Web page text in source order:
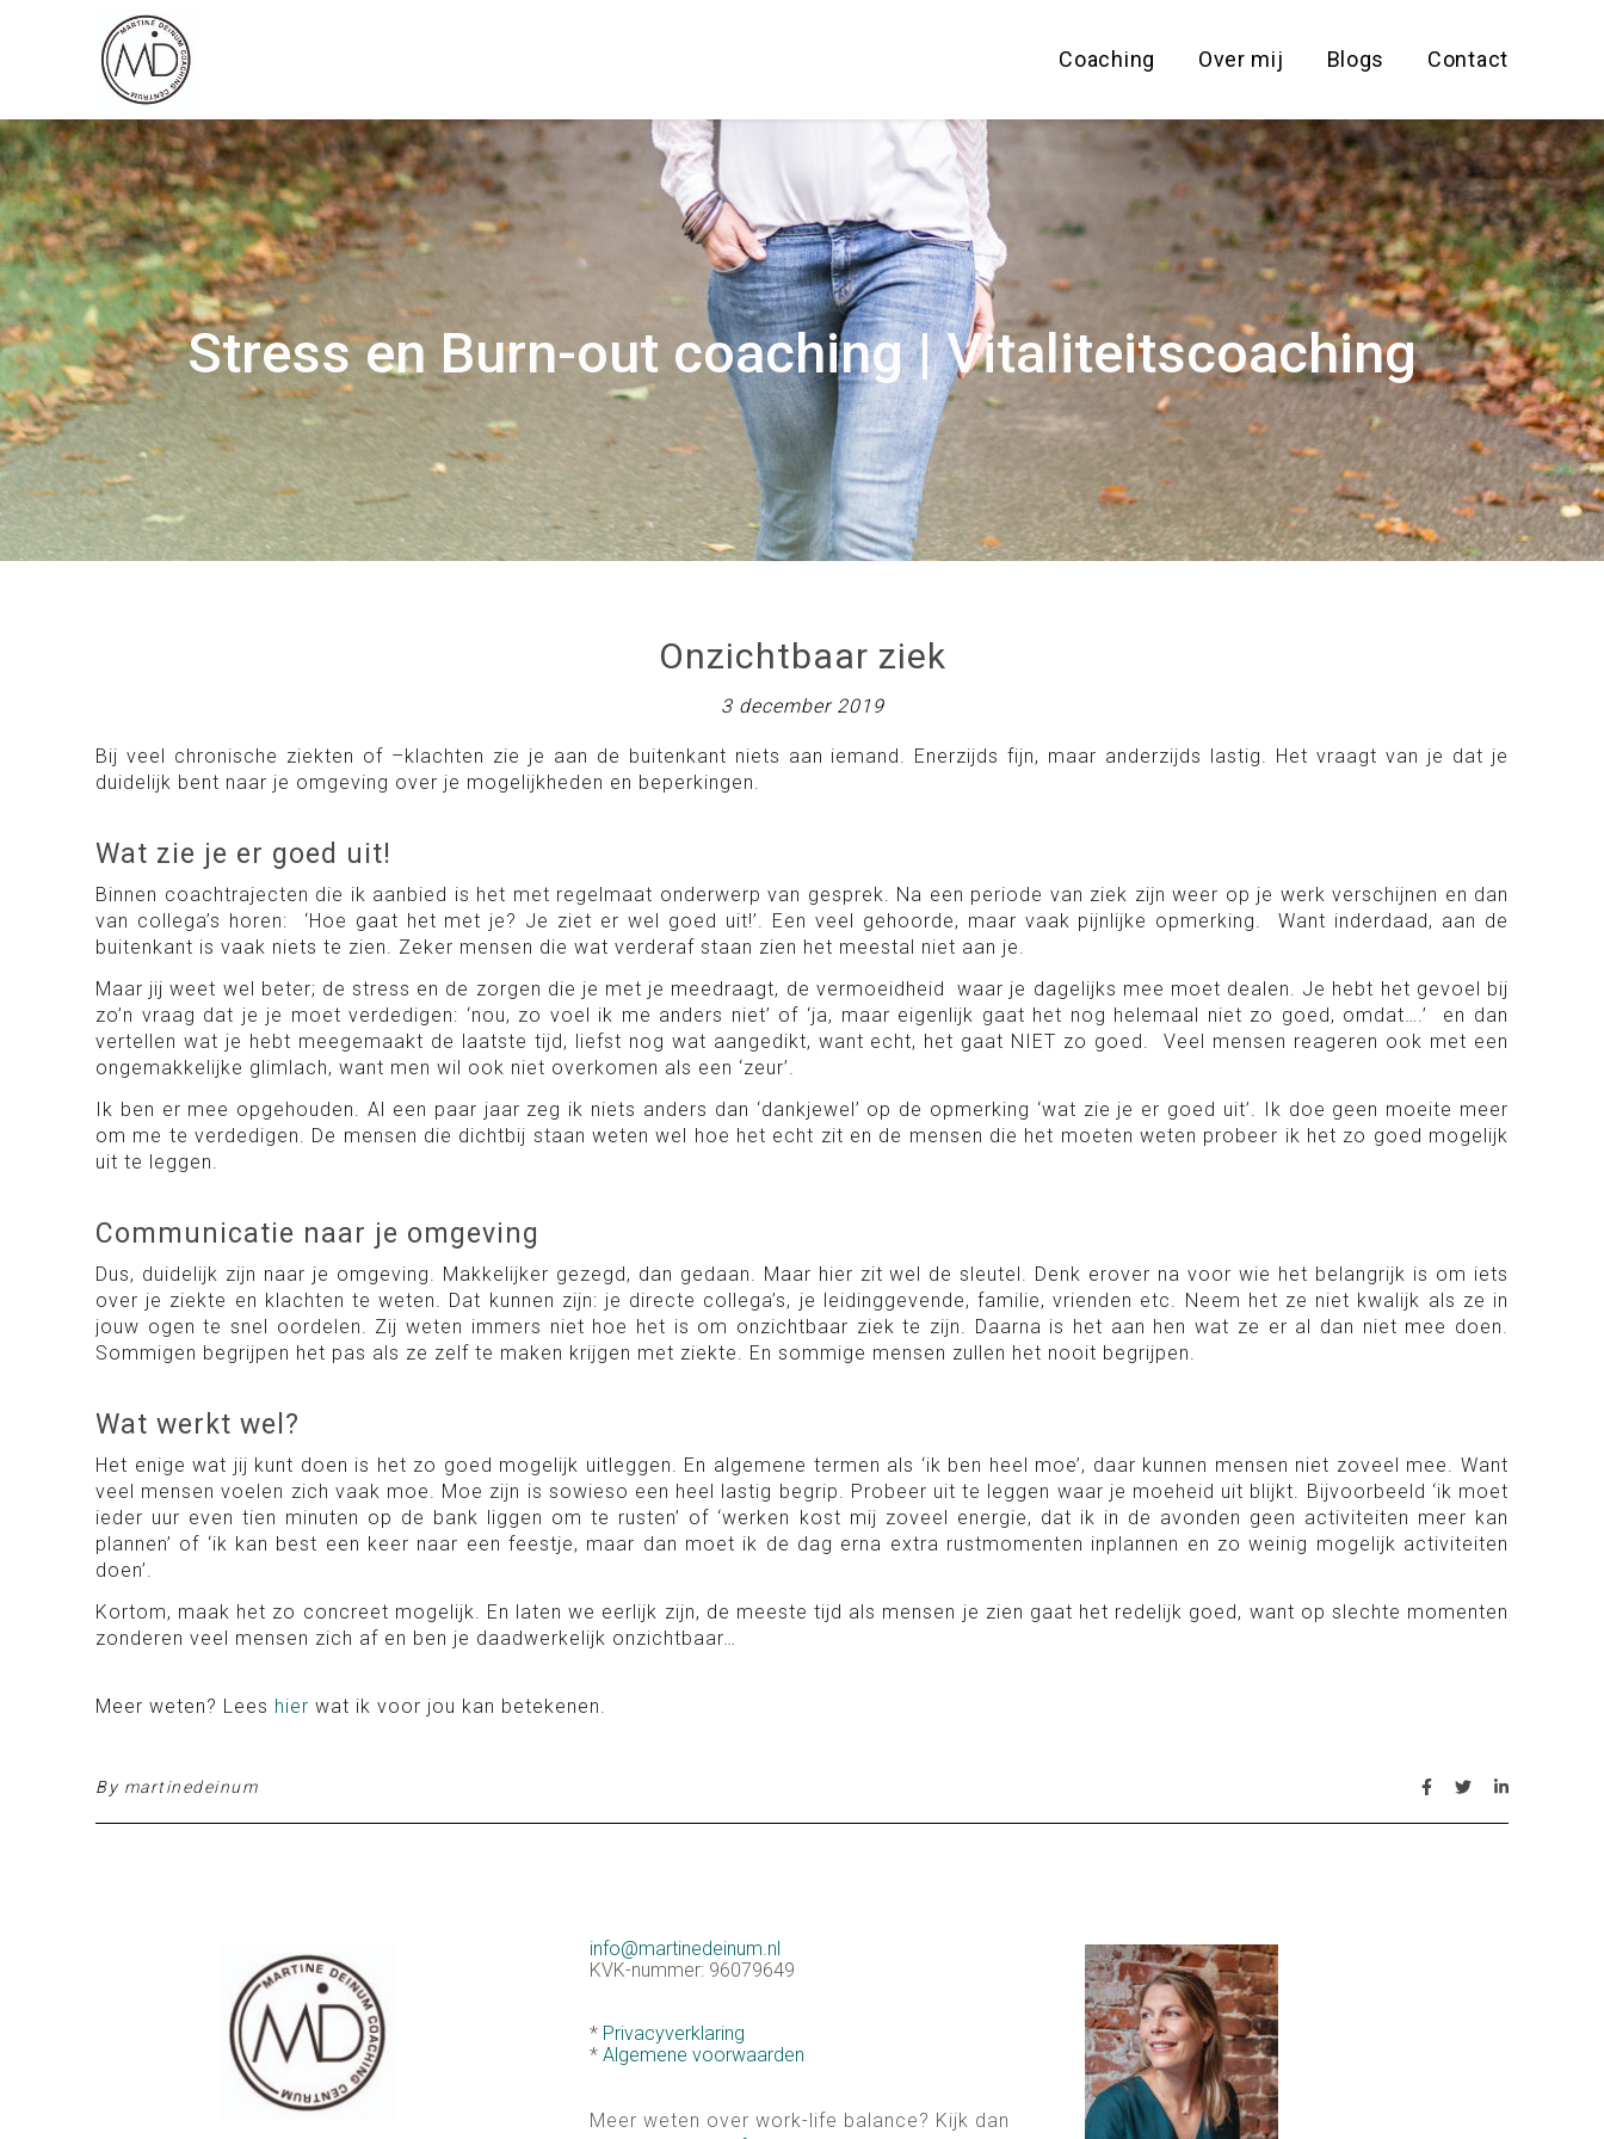
Coaching Over mij Blogs Contact
Stress en Burn-out coaching | Vitaliteitscoaching
Onzichtbaar ziek
3 december 2019
Bij veel chronische ziekten of –klachten zie je aan de buitenkant niets aan iemand. Enerzijds fijn, maar anderzijds lastig. Het vraagt van je dat je
duidelijk bent naar je omgeving over je mogelijkheden en beperkingen.
Wat zie je er goed uit!
Binnen coachtrajecten die ik aanbied is het met regelmaat onderwerp van gesprek. Na een periode van ziek zijn weer op je werk verschijnen en dan
van collega’s horen: ‘Hoe gaat het met je? Je ziet er wel goed uit!’. Een veel gehoorde, maar vaak pijnlijke opmerking. Want inderdaad, aan de
buitenkant is vaak niets te zien. Zeker mensen die wat verderaf staan zien het meestal niet aan je.
Maar jij weet wel beter; de stress en de zorgen die je met je meedraagt, de vermoeidheid waar je dagelijks mee moet dealen. Je hebt het gevoel bij
zo’n vraag dat je je moet verdedigen: ‘nou, zo voel ik me anders niet’ of ‘ja, maar eigenlijk gaat het nog helemaal niet zo goed, omdat….’ en dan
vertellen wat je hebt meegemaakt de laatste tijd, liefst nog wat aangedikt, want echt, het gaat NIET zo goed. Veel mensen reageren ook met een
ongemakkelijke glimlach, want men wil ook niet overkomen als een ‘zeur’.
Ik ben er mee opgehouden. Al een paar jaar zeg ik niets anders dan ‘dankjewel’ op de opmerking ‘wat zie je er goed uit’. Ik doe geen moeite meer
om me te verdedigen. De mensen die dichtbij staan weten wel hoe het echt zit en de mensen die het moeten weten probeer ik het zo goed mogelijk
uit te leggen.
Communicatie naar je omgeving
Dus, duidelijk zijn naar je omgeving. Makkelijker gezegd, dan gedaan. Maar hier zit wel de sleutel. Denk erover na voor wie het belangrijk is om iets
over je ziekte en klachten te weten. Dat kunnen zijn: je directe collega’s, je leidinggevende, familie, vrienden etc. Neem het ze niet kwalijk als ze in
jouw ogen te snel oordelen. Zij weten immers niet hoe het is om onzichtbaar ziek te zijn. Daarna is het aan hen wat ze er al dan niet mee doen.
Sommigen begrijpen het pas als ze zelf te maken krijgen met ziekte. En sommige mensen zullen het nooit begrijpen.
Wat werkt wel?
Het enige wat jij kunt doen is het zo goed mogelijk uitleggen. En algemene termen als ‘ik ben heel moe’, daar kunnen mensen niet zoveel mee. Want
veel mensen voelen zich vaak moe. Moe zijn is sowieso een heel lastig begrip. Probeer uit te leggen waar je moeheid uit blijkt. Bijvoorbeeld ‘ik moet
ieder uur even tien minuten op de bank liggen om te rusten’ of ‘werken kost mij zoveel energie, dat ik in de avonden geen activiteiten meer kan
plannen’ of ‘ik kan best een keer naar een feestje, maar dan moet ik de dag erna extra rustmomenten inplannen en zo weinig mogelijk activiteiten
doen’.
Kortom, maak het zo concreet mogelijk. En laten we eerlijk zijn, de meeste tijd als mensen je zien gaat het redelijk goed, want op slechte momenten
zonderen veel mensen zich af en ben je daadwerkelijk onzichtbaar…
Meer weten? Lees hier wat ik voor jou kan betekenen.
By martinedeinum
info@martinedeinum.nl
KVK-nummer: 96079649
* Privacyverklaring
*Algemene voorwaarden
Meer weten over work-life balance? Kijk dan